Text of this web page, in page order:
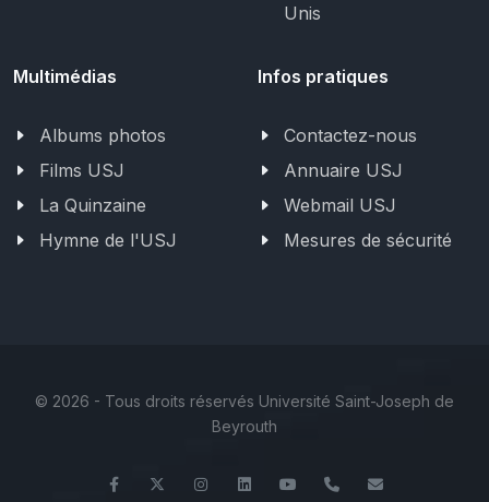
Unis
Multimédias
Albums photos
Films USJ
La Quinzaine
Hymne de l'USJ
Infos pratiques
Contactez-nous
Annuaire USJ
Webmail USJ
Mesures de sécurité
© 2026 - Tous droits réservés Université Saint-Joseph de
Beyrouth
FacebookTwitter InstagramLinkedInYouTube+961 (1) 421 235